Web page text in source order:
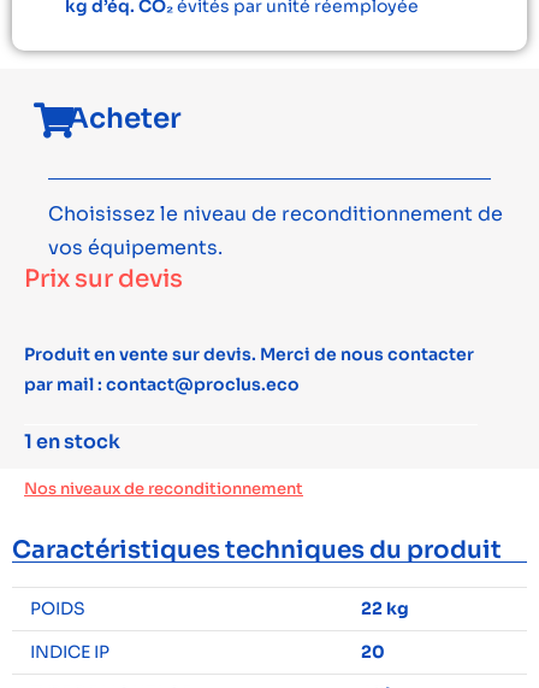
kg d’éq. CO₂évités par unité réemployée
Acheter
Choisissez le niveau de reconditionnement de
vos équipements.
Prix sur devis
Produit en vente sur devis. Merci de nous contacter
par mail : contact@proclus.eco
1 en stock
Nos niveaux de reconditionnement
Caractéristiques techniques du produit
POIDS
22 kg
INDICE IP
20